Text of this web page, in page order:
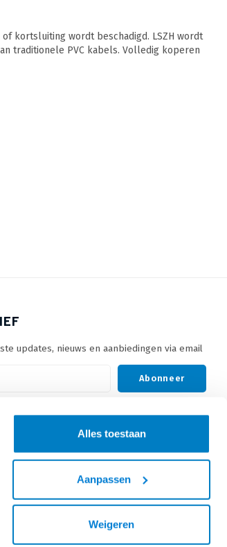
Alles toestaan
Aanpassen
Weigeren
kortsluiting wordt beschadigd. LSZH wordt
traditionele PVC kabels. Volledig koperen
updates, nieuws en aanbiedingen via email
Abonneer